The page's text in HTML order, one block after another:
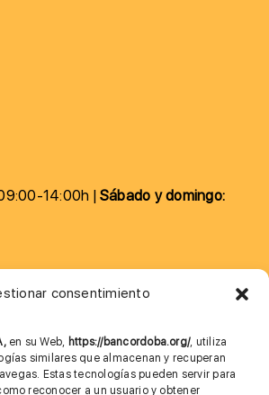
consentimiento
en su Web, https://bancordoba.org/, utiliza
similares que almacenan y recuperan
Estas tecnologías pueden servir para
reconocer a un usuario y obtener
14:00h |Sábado y domingo: